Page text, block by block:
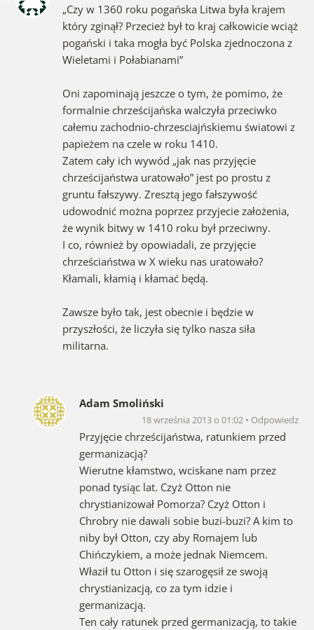
„Czy w 1360 roku pogańska Litwa była krajem
który zginął? Przecież był to kraj całkowicie wciąż
pogański i taka mogła być Polska zjednoczona z
Wieletami i Połabianami”
Oni zapominają jeszcze o tym, że pomimo, że
formalnie chrześcijańska walczyła przeciwko
całemu zachodnio-chrzesciajńskiemu światowi z
papieżem na czele w roku 1410.
Zatem cały ich wywód „jak nas przyjęcie
chrześcijaństwa uratowało” jest po prostu z
gruntu fałszywy. Zresztą jego fałszywość
udowodnić można poprzez przyjecie założenia,
że wynik bitwy w 1410 roku był przeciwny.
I co, również by opowiadali, ze przyjęcie
chrześciaństwa w X wieku nas uratowało?
Kłamali, kłamią i kłamać będą.
Zawsze było tak, jest obecnie i będzie w
przyszłości, że liczyła się tylko nasza siła
militarna.
Adam Smoliński
18 września 2013 o 01:02 Odpowiedz
Przyjęcie chrześcijaństwa, ratunkiem przed
germanizacją?
Wierutne kłamstwo, wciskane nam przez
ponad tysiąc lat. Czyż Otton nie
chrystianizował Pomorza? Czyż Otton i
Chrobry nie dawali sobie buzi-buzi? A kim to
niby był Otton, czy aby Romajem lub
Chińczykiem, a może jednak Niemcem.
Właził tu Otton i się szarogęsił ze swoją
chrystianizacją, co za tym idzie i
germanizacją.
Ten cały ratunek przed germanizacją, to takie